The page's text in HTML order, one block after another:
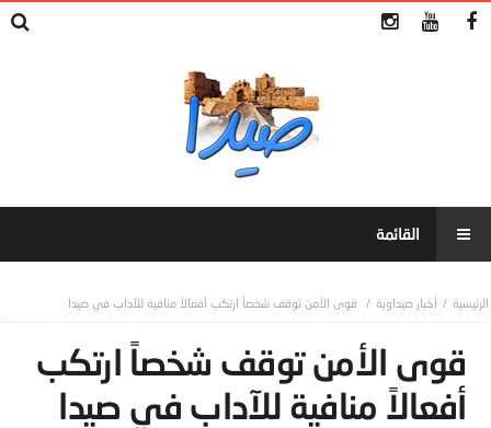
أخبار صيداوية قوى الأمن توقف شخصاً ارتكب أفعالاً منافية للآداب في صيدا
قوى الأمن توقف شخصاً ارتكب
أفعالاً منافية للآداب في صيدا